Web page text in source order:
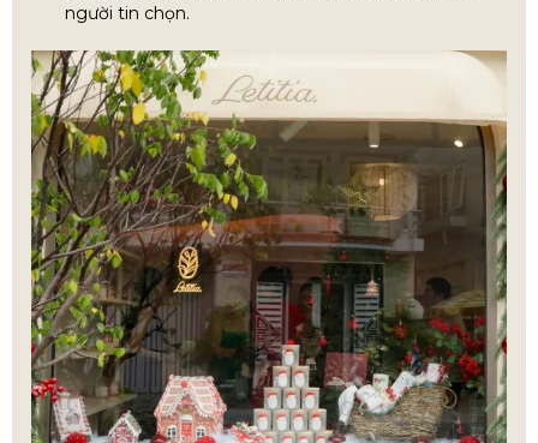
người tin chọn.